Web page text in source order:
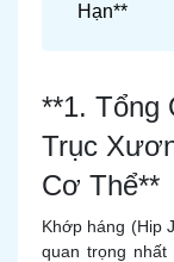
Hạn**
**1. Tổng
Trục
Cơ Thể**
Khớp háng (Hip
quan trọng